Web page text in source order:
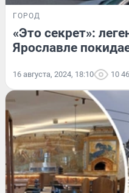
ГОРОД
«Это секрет»:
Ярославле
16 августа, 2024, 18:10 10